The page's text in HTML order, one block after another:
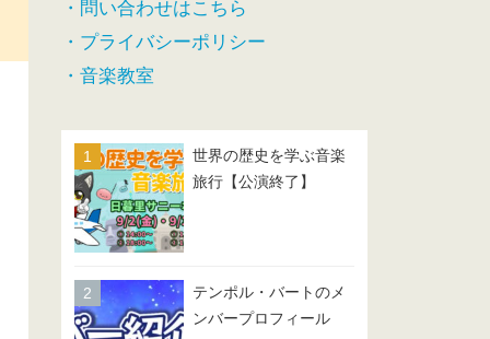
・問い合わせはこちら
・プライバシーポリシー
・音楽教室
世界の歴史を学ぶ音楽
旅行【公演終了】
テンポル・バートのメ
ンバープロフィール